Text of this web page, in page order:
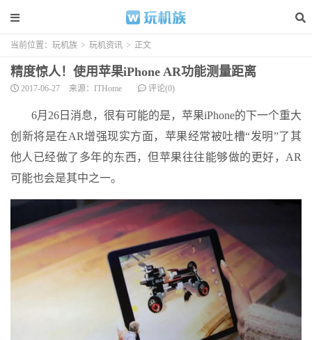
当前位置： 玩机族 > 玩机资讯 > 正文
精度惊人！使用苹果iPhone AR功能测量距离
2017-06-27 来源：ITHome 评论(0)
6月26日消息，很有可能的是，苹果iPhone的下一个重大
创新将是在AR增强现实方面，苹果经常被吐槽“发明”了其
他人已经做了多年的东西，但苹果往往能够做的更好，AR
可能也会是其中之一。